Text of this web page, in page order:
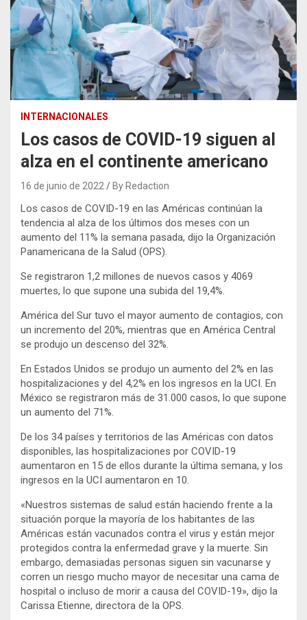
INTERNACIONALES
Los casos de COVID-19 siguen al
alza en el continente americano
16 de junio de 2022 By Redaction
Los casos de COVID-19 en las Américas continúan la
tendencia al alza de los últimos dos meses con un
aumento del 11% la semana pasada, dijo la Organización
Panamericana de la Salud (OPS).
Se registraron 1,2 millones de nuevos casos y 4069
muertes, lo que supone una subida del 19,4%.
América del Sur tuvo el mayor aumento de contagios, con
un incremento del 20%, mientras que en América Central
se produjo un descenso del 32%.
En Estados Unidos se produjo un aumento del 2% en las
hospitalizaciones y del 4,2% en los ingresos en la UCI. En
México se registraron más de 31.000 casos, lo que supone
un aumento del 71%.
De los 34 países y territorios de las Américas con datos
disponibles, las hospitalizaciones por COVID-19
aumentaron en 15 de ellos durante la última semana, y los
ingresos en la UCI aumentaron en 10.
«Nuestros sistemas de salud están haciendo frente a la
situación porque la mayoría de los habitantes de las
Américas están vacunados contra el virus y están mejor
protegidos contra la enfermedad grave y la muerte. Sin
embargo, demasiadas personas siguen sin vacunarse y
corren un riesgo mucho mayor de necesitar una cama de
hospital o incluso de morir a causa del COVID-19», dijo la
Carissa Etienne, directora de la OPS.